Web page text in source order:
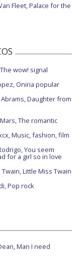
Fleet, Palace for the
wow! signal
Oniria popular
Daughter from
The romantic
Music, fashion, film
You seem
for a girl so in love
Twain, Little Miss Twain
Pop rock
Man I need